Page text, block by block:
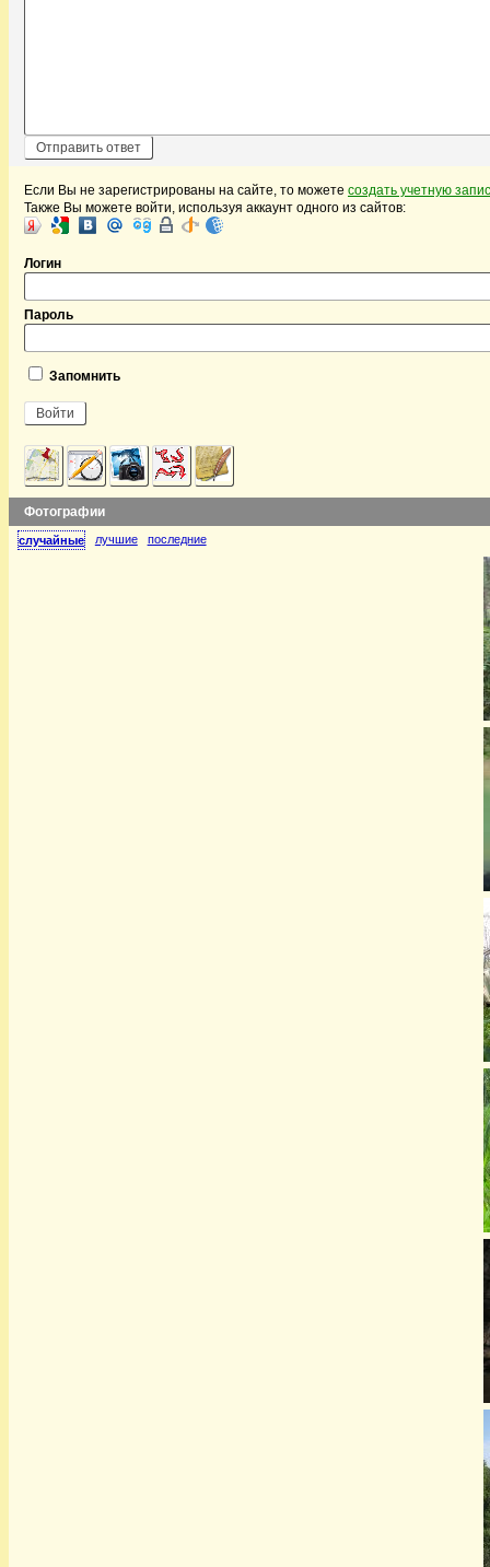
Если Вы не зарегистрированы на сайте, то можете создать учетную
Также Вы можете войти, используя аккаунт одного из сайтов:
Логин
Пароль
Запомнить
Фотографии
случайные лучшие последние